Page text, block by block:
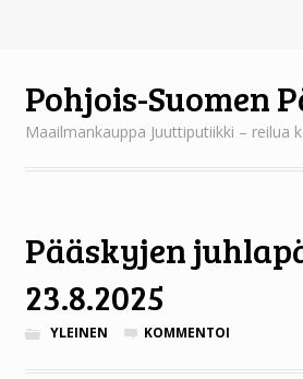
Pohjois-Suomen
Maailmankauppa Juuttiputiikki – reilua
Pääskyjen
23.8.2025
YLEINEN KOMMENTOI